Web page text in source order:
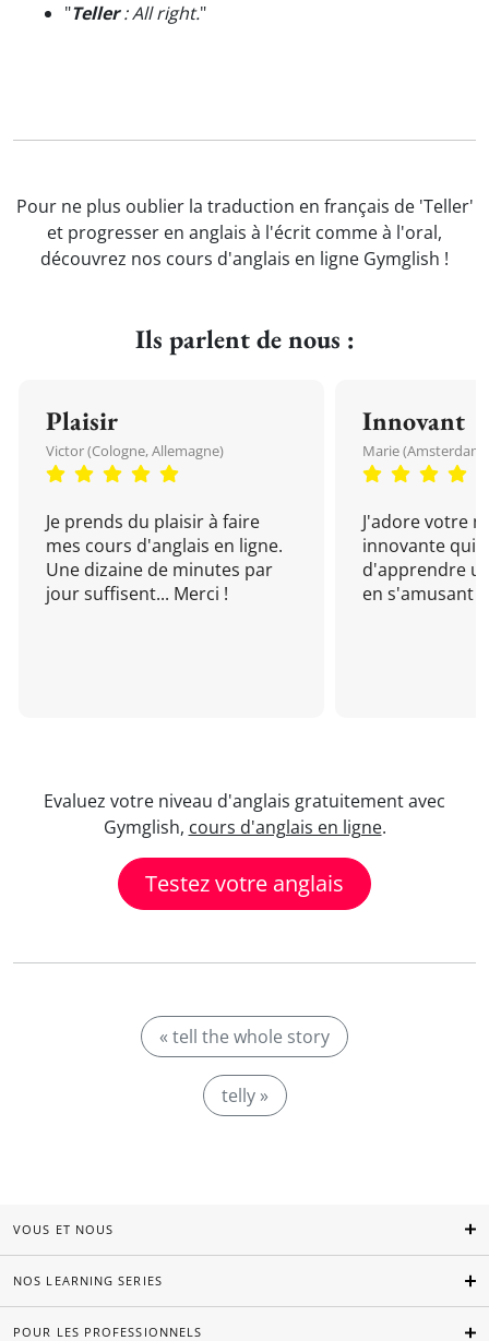
"Teller: All right."
Pour ne plus oublier la traduction en français de 'Teller'
et progresser en anglais à l'écrit comme à l'oral,
découvrez nos cours d'anglais en ligne Gymglish !
Ils parlent de nous :
Plaisir
Victor (Cologne, Allemagne)
Je prends du plaisir à faire
mes cours d'anglais en ligne.
Une dizaine de minutes par
jour suffisent... Merci !
Innovant
Marie (Amsterdam,
J'adore votre
innovante qui
d'apprendre
en s'amusant !
Evaluez votre niveau d'anglais gratuitement avec
Gymglish, cours d'anglais en ligne.
Testez votre anglais
« tell the whole story
telly »
VOUS ET NOUS
NOS LEARNING SERIES
POUR LES PROFESSIONNELS